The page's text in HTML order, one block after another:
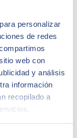
personalizar
de redes
web con
y análisis
información
recopilado a
et Moyens de
BP deAffinity
jour
1-13,
!Inscrivez-vous ici